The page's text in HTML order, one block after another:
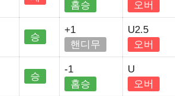
홈승
오버
승
+1
핸디무
U2.5
오버
승
-1
홈승
U
오버